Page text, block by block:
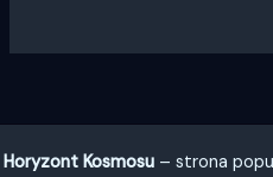
Horyzont Kosmosu – strona